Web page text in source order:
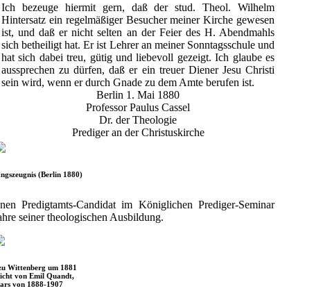
Ich bezeuge hiermit gern, daß der stud. Theol. Wilhelm
Hintersatz ein regelmäßiger Besucher meiner Kirche gewesen
ist, und daß er nicht selten an der Feier des H. Abendmahls
sich betheiligt hat. Er ist Lehrer an meiner Sonntagsschule und
hat sich dabei treu, gütig und liebevoll gezeigt. Ich glaube es
aussprechen zu dürfen, daß er ein treuer Diener Jesu Christi
sein wird, wenn er durch Gnade zu dem Amte berufen ist.
Berlin 1. Mai 1880
Professor Paulus Cassel
Dr. der Theologie
Prediger an der Christuskirche
(Berlin 1880)
Predigtamts-Candidat im Königlichen Prediger-Seminar
seiner theologischen Ausbildung.
Wittenberg um 1881
von Emil Quandt,
von 1888-1907